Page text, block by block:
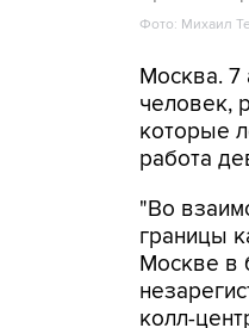
Фото: Михаил
Москва. 7
человек,
которые
работа
"Во
границы
Москве в
колл-